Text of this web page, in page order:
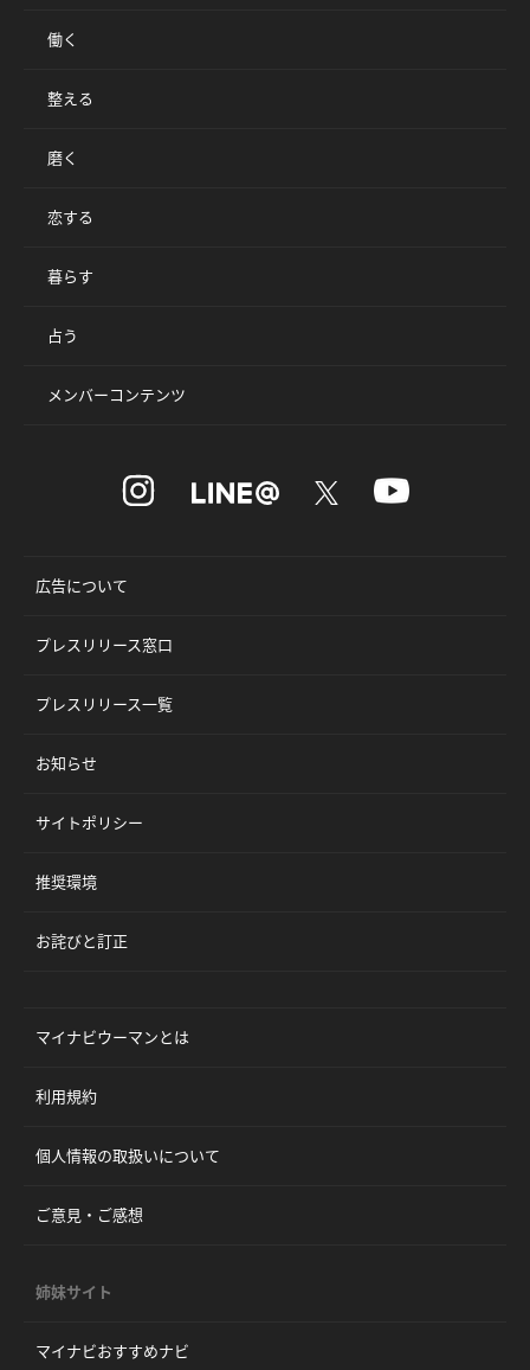
働く
整える
磨く
恋する
暮らす
占う
メンバーコンテンツ
広告について
プレスリリース窓口
プレスリリース一覧
お知らせ
サイトポリシー
推奨環境
お詫びと訂正
マイナビウーマンとは
利用規約
個人情報の取扱いについて
ご意見・ご感想
姉妹サイト
マイナビおすすめナビ